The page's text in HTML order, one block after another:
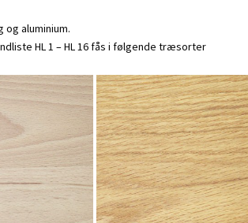
aluminium.
HL 1 – HL 16 fås i følgende træsorter